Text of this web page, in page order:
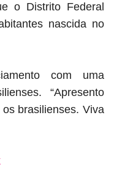
o Distrito Federal
nascida no
com uma
“Apresento
brasilienses. Viva